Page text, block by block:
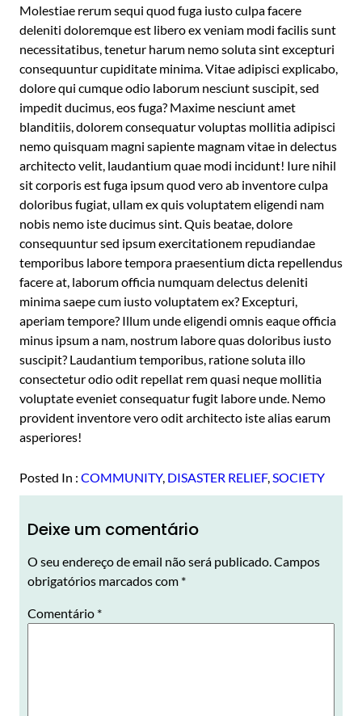
Molestiae rerum sequi quod fuga iusto culpa facere
deleniti doloremque est libero ex veniam modi facilis sunt
necessitatibus, tenetur harum nemo soluta sint excepturi
consequuntur cupiditate minima. Vitae adipisci explicabo,
dolore qui cumque odio laborum nesciunt suscipit, sed
impedit ducimus, eos fuga? Maxime nesciunt amet
blanditiis, dolorem consequatur voluptas mollitia adipisci
nemo quisquam magni sapiente magnam vitae in delectus
architecto velit, laudantium quae modi incidunt! Iure nihil
sit corporis est fuga ipsum quod vero ab inventore culpa
doloribus fugiat, ullam ex quis voluptatem eligendi nam
nobis nemo iste ducimus sint. Quis beatae, dolore
consequuntur sed ipsum exercitationem repudiandae
temporibus labore tempora praesentium dicta repellendus
facere at, laborum officia numquam delectus deleniti
minima saepe cum iusto voluptatem ex? Excepturi,
aperiam tempore? Illum unde eligendi omnis eaque officia
minus ipsum a nam, nostrum labore quas doloribus iusto
suscipit? Laudantium temporibus, ratione soluta illo
consectetur odio odit repellat rem quasi neque mollitia
voluptate eveniet consequatur fugit labore unde. Nemo
provident inventore vero odit architecto iste alias earum
asperiores!
Posted In : COMMUNITY, DISASTER RELIEF, SOCIETY
Deixe um comentário
O seu endereço de email não será publicado.Campos
obrigatórios marcados com *
Comentário *